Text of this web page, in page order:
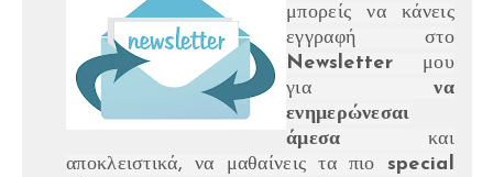
μπορείς να κάνεις
εγγραφή στο
Newsletter μου
γιανα
ενημερώνεσαι
άμεσα και
αποκλειστικά, να μαθαίνεις τα πιο special